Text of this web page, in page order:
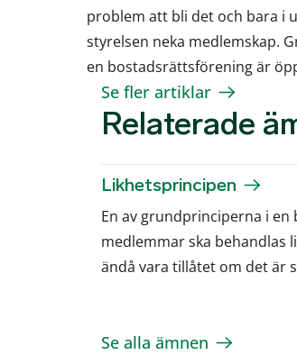
problem att bli det och bara i
styrelsen neka medlemskap.
en bostadsrättsförening är
Se fler artiklar
Relaterade
Likhetsprincipen
En av grundprinciperna i
medlemmar ska behandlas
ändå vara tillåtet om det är
Se alla ämnen